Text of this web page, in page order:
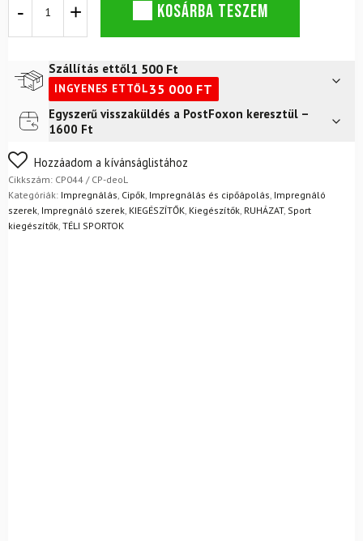
Protect
légfrissítő
mennyiség
KOSÁRBA TESZEM
Szállítás ettől1 500 Ft
INGYENES ETTŐL35 000 FT
Futár a címre2 400
FoxPost
Egyszerű visszaküldés a PostFoxon keresztül –
1600 Ft
Nem biztos a választásában? Semmi gond – a terméket
egyszerűen visszaküldheti 14 napon belül, indoklás nélkül.
Mik a visszaküldés feltételei?
Hozzáadom a kívánságlistához
Cikkszám: CP044 / CP-deoL
Kategóriák: Impregnálás Cipők Impregnálás és cipőápolás Impregnáló
szerek Impregnáló szerek KIEGÉSZÍTŐK Kiegészítők RUHÁZAT, Sport
kiegészítők TÉLI SPORTOK